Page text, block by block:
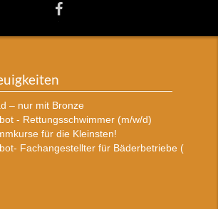
– nur mit Bronze
- Rettungsschwimmer (m/w/d)
für die Kleinsten!
Fachangestellter für Bäderbetriebe (